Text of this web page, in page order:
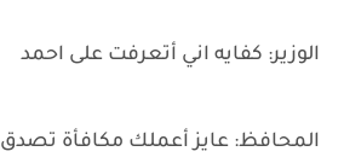
الوزير: كفايه اني أتعرفت على احمد
المحافظ: عايز أعملك مكافأة تصدق